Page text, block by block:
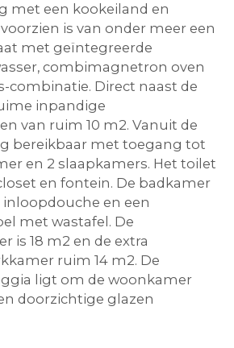
met een kookeiland en
is van onder meer een
met geïntegreerde
combimagnetron oven
combinatie. Direct naast de
inpandige
van ruim 10 m2. Vanuit de
bereikbaar met toegang tot
en 2 slaapkamers. Het toilet
en fontein. De badkamer
en een
met wastafel. De
is 18 m2 en de extra
ruim 14 m2. De
ligt om de woonkamer
doorzichtige glazen